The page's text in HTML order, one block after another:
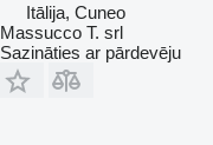
Itālija, Cuneo
Massucco T. srl
Sazināties ar pārdevēju